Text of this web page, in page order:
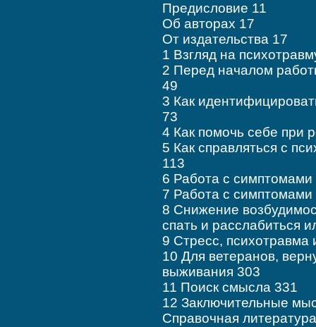
Предисловие 11
Об авторах 17
От издательства 17
1 Взгляд на
2 Перед началом
49
3 Как
73
4 Как помочь себе при
5 Как справляться с
113
6 Работа с симптомами
7 Работа с симптомами
8 Снижение
спать и расслабиться
9 Стресс, психотравма
10 Для ветеранов,
выживания 303
11 Поиск смысла 331
12 Заключительные
Справочная